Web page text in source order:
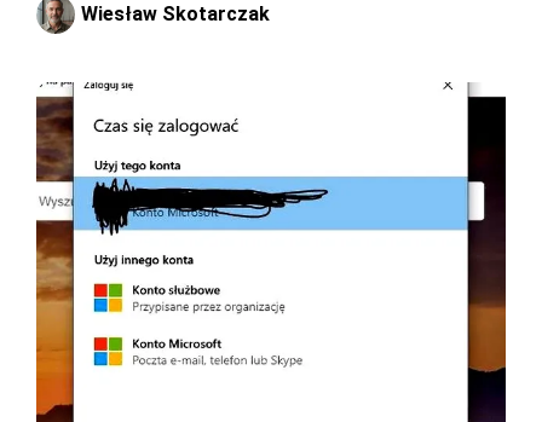
Wiesław Skotarczak